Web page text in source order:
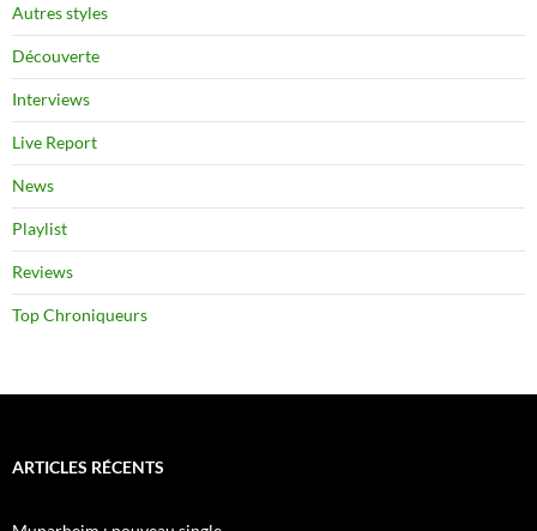
Autres styles
Découverte
Interviews
Live Report
News
Playlist
Reviews
Top Chroniqueurs
ARTICLES RÉCENTS